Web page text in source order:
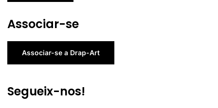
Associar-se
Associar-se a Drap-Art
Segueix-nos!